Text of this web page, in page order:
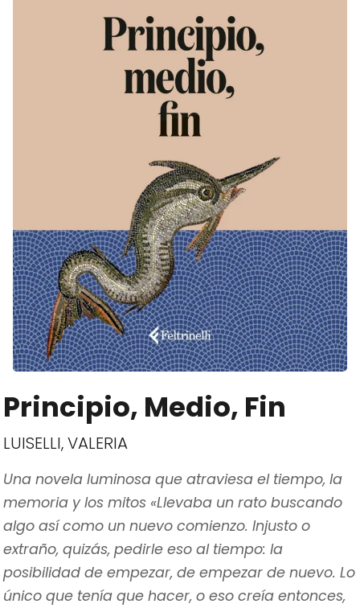
Principio, Medio, Fin
LUISELLI, VALERIA
Una novela luminosa que atraviesa el tiempo, la
memoria y los mitos «Llevaba un rato buscando
algo así como un nuevo comienzo. Injusto o
extraño, quizás, pedirle eso al tiempo: la
posibilidad de empezar, de empezar de nuevo. Lo
único que tenía que hacer, o eso creía entonces,